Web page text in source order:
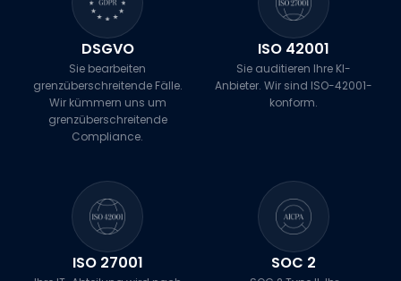
DSGVO
Sie bearbeiten
grenzüberschreitende Fälle.
Wir kümmern uns um
grenzüberschreitende
Compliance.
ISO 42001
Sie auditieren Ihre KI-
Anbieter. Wir sind ISO-42001-
konform.
ISO 27001 SOC 2